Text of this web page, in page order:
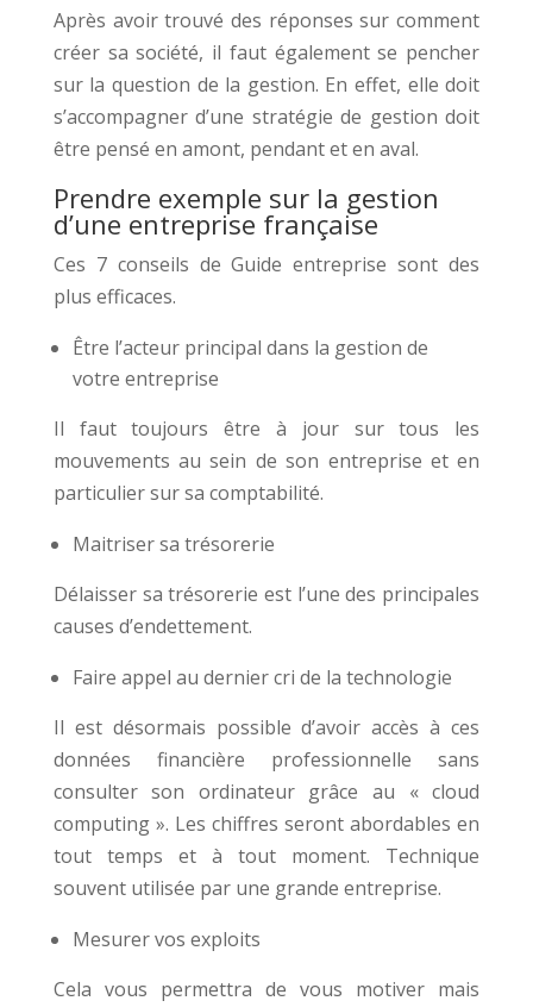
Après avoir trouvé des réponses sur comment
créer sa société, il faut également se pencher
sur la question de la gestion. En effet, elle doit
s’accompagner d’une stratégie de gestion doit
être pensé en amont, pendant et en aval.
Prendre exemple sur la gestion
d’une entreprise française
Ces 7 conseils de Guide entreprise sont des
plus efficaces.
Être l’acteur principal dans la gestion de
votre entreprise
Il faut toujours être à jour sur tous les
mouvements au sein de son entreprise et en
particulier sur sa comptabilité.
Maitriser sa trésorerie
Délaisser sa trésorerie est l’une des principales
causes d’endettement.
Faire appel au dernier cri de la technologie
Il est désormais possible d’avoir accès à ces
données financière professionnelle sans
consulter son ordinateur grâce au « cloud
computing ». Les chiffres seront abordables en
tout temps et à tout moment. Technique
souvent utilisée par une grande entreprise.
Mesurer vos exploits
Cela vous permettra de vous motiver mais